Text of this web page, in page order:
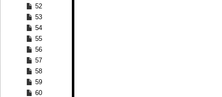
52
53
54
55
56
57
58
59
60